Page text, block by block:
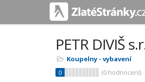
PETR DIVIŠ
Koupelny - vybavení
0
(0 hodnocení)